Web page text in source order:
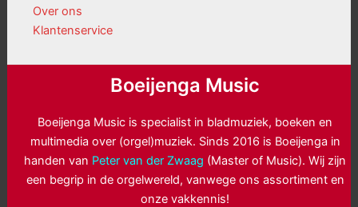
Over ons
Klantenservice
Boeijenga Music
Boeijenga Music is specialist in bladmuziek, boeken en
multimedia over (orgel)muziek. Sinds 2016 is Boeijenga in
handen van Peter van der Zwaag (Master of Music). Wij zijn
een begrip in de orgelwereld, vanwege ons assortiment en
onze vakkennis!